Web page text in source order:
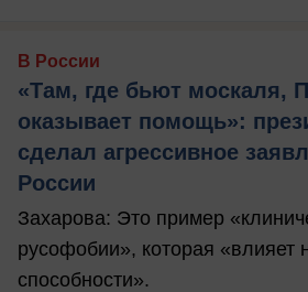
В России
«Там, где бьют москаля,
оказывает помощь»:
сделал агрессивное
России
Захарова: Это пример
русофобии», которая «влияет
способности».